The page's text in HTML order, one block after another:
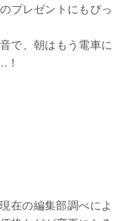
プレゼントにもぴっ
で、朝はもう電車に
！
在の編集部調べによ